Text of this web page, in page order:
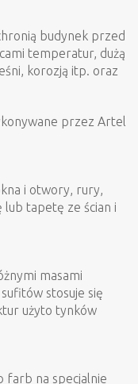
budynek przed
temperatur, dużą
korozją itp. oraz
przez Artel
i otwory, rury,
lub tapetę ze ścian i
masami
stosuje się
użyto tynków